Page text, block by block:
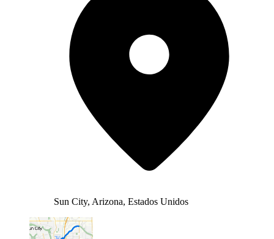
Sun City, Arizona, Estados Unidos